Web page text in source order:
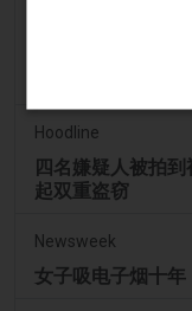
Hoodline
四名嫌疑人被拍
起双重盗窃
Newsweek
女子吸电子烟十